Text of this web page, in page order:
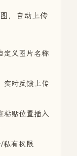
，自动上传
定义图片名称
实时反馈上传
粘贴位置插入
私有权限